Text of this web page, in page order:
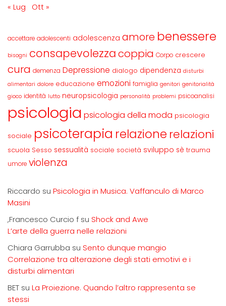
« Lug
Ott »
accettare adolescenti adolescenza amore benessere
bisogni consapevolezzacoppia Corpo crescere
cura demenza Depressione dialogo dipendenza disturbi
alimentari dolore educazione emozioni famiglia genitori genitorialità
gioco identità lutto neuropsicologia personalità problemi psicoanalisi
psicologia psicologia della moda psicologia
sociale psicoterapia relazione relazioni
scuola Sesso sessualità sociale società sviluppo sè trauma
umore violenza
Riccardo su Psicologia in Musica. Vaffanculo di Marco
Masini
,Francesco Curcio f su Shock and Awe
L’arte della guerra nelle relazioni
Chiara Garrubba su Sento dunque mangio
Correlazione tra alterazione degli stati emotivi e i
disturbi alimentari
BET su La Proiezione. Quando l’altro rappresenta se
stessi